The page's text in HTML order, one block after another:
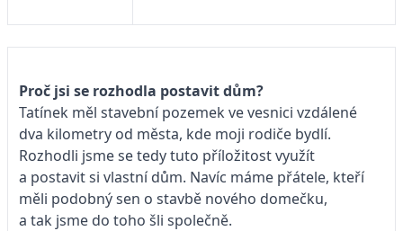
Proč jsi se rozhodla postavit dům?
Tatínek měl stavební pozemek ve vesnici vzdálené
dva kilometry od města, kde moji rodiče bydlí.
Rozhodli jsme se tedy tuto příložitost využít
a postavit si vlastní dům. Navíc máme přátele, kteří
měli podobný sen o stavbě nového domečku,
a tak jsme do toho šli společně.